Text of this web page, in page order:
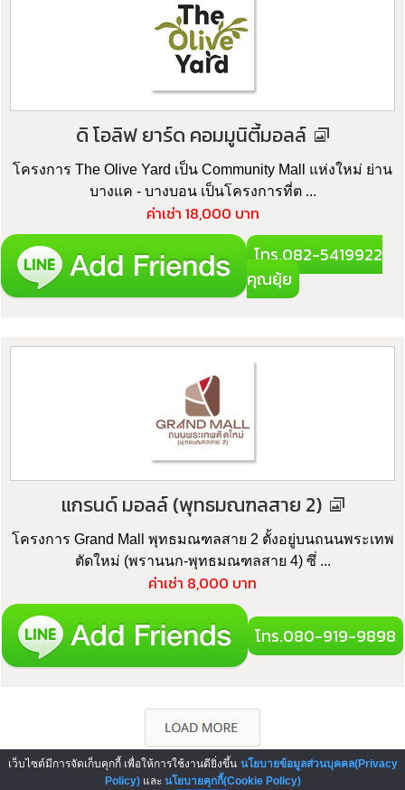
ดิ โอลิฟ ยาร์ด คอมมูนิตี้มอลล์
โครงการ The Olive Yard เป็น Community Mall แห่งใหม่ ย่าน
บางแค - บางบอน เป็นโครงการที่ต ...
ค่าเช่า 18,000 บาท
โทร.082-5419922
คุณยุ้ย
แกรนด์ มอลล์ (พุทธมณฑลสาย 2)
โครงการ Grand Mall พุทธมณฑลสาย 2 ตั้งอยู่บนถนนพระเทพ
ตัดใหม่ (พรานนก-พุทธมณฑลสาย 4) ซึ่ ...
ค่าเช่า 8,000 บาท
โทร.080-919-9898
เว็บไซต์มีการจัดเก็บคุกกี้ เพื่อให้การใช้งานดียิ่งขึ้น นโยบายข้อมูลส่วนบุคคล(Privacy
Policy)และ นโยบายคุกกี้(Cookie Policy)